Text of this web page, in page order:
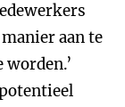
aan te
worden.’